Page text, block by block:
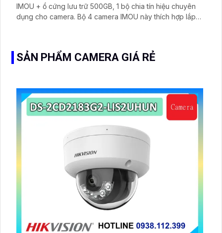
IMOU + ổ cứng lưu trữ 500GB, 1 bộ chia tín hiệu chuyên
dụng cho camera. Bộ 4 camera IMOU này thích hợp lắp
SẢN PHẨM CAMERA GIÁ RẺ